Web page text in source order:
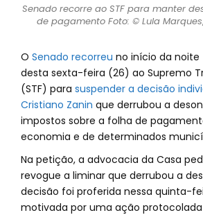
Senado recorre ao STF para manter
de pagamento Foto: © Lula
O Senado recorreu no início da noite
desta sexta-feira (26) ao Supremo
(STF) para suspender a decisão
Cristiano Zanin que derrubou a
impostos sobre a folha de
economia e de determinados
Na petição, a advocacia da Casa
revogue a liminar que derrubou a
decisão foi proferida nessa quinta-
motivada por uma ação